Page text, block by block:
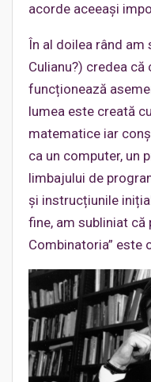
acorde aceeași
În al doilea rând
Culianu?) credea
funcționează
lumea este creată
matematice iar
ca un computer, un
limbajului de
și instrucțiunile
fine, am subliniat că
Combinatoria” este